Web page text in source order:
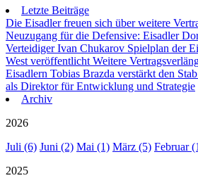
Letzte Beiträge
Die Eisadler freuen sich über weitere
Neuzugang für die Defensive: Eisadler
Verteidiger Ivan Chukarov Spielplan der
West veröffentlichtWeitere
Eisadlern Tobias Brazda verstärkt den
als Direktor für Entwicklung und Strategie
Archiv
2026
Juli (6) Juni (2) Mai (1) März (5) Februar
2025